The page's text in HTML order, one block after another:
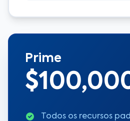
Prime
Todos os recursos